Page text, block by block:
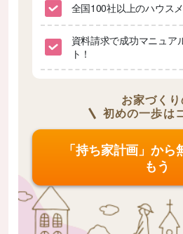
全国100社以上のハウス
資料請求で成功マニュア
ト！
お家づく
初めの一歩は
「持ち家計画」か
もう